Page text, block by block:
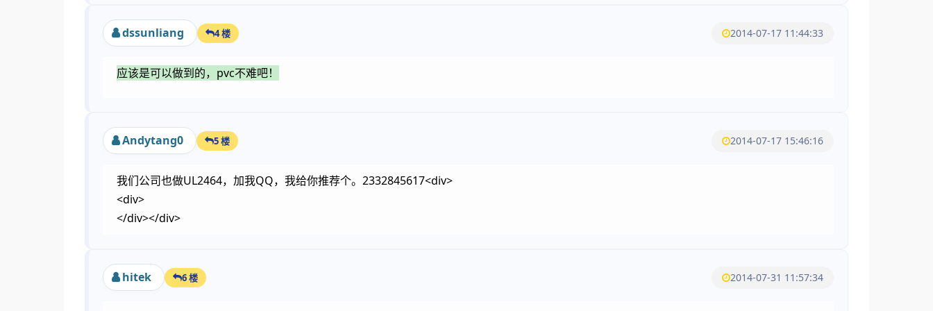
dssunliang 4 楼 2014-07-17 11:44:33
应该是可以做到的，pvc不难吧！
Andytang0 5 楼 2014-07-17 15:46:16
我们公司也做UL2464，加我QQ，我给你推荐个。2332845617<div>
<div>
</div></div>
hitek 6 楼 2014-07-31 11:57:34